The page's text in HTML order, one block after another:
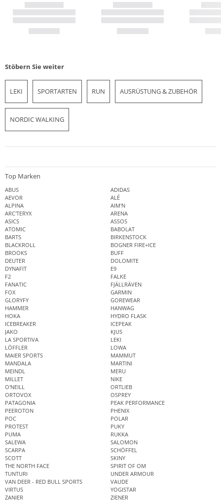
Stöbern Sie weiter
LEKI SPORTARTEN RUN AUSRÜSTUNG & ZUBEHÖR
NORDIC WALKING
Top Marken
ABUS
ADIDAS
AEVOR
ALÉ
ALPINA
AIM'N
ARC'TERYX
ARENA
ASICS
ASSOS
ATOMIC
BABOLAT
BARTS
BIRKENSTOCK
BLACKROLL
BOGNER FIRE+ICE
BROOKS
BUFF
DEUTER
DOLOMITE
DYNAFIT
E9
F2
FALKE
FANATIC
FJÄLLRÄVEN
FOX
GARMIN
GLORYFY
GOREWEAR
HAMMER
HANWAG
HOKA
HYDRO FLASK
ICEBREAKER
ICEPEAK
JAKO
KJUS
LA SPORTIVA
LEKI
LÖFFLER
LOWA
MAIER SPORTS
MAMMUT
MANDALA
MARTINI
MEINDL
MERU
MILLET
NIKE
O'NEILL
ORTLIEB
ORTOVOX
OSPREY
PATAGONIA
PEAK PERFORMANCE
PEEROTON
PHENIX
POC
POLAR
PROTEST
PUKY
PUMA
RUKKA
SALEWA
SALOMON
SCARPA
SCHÖFFEL
SCOTT
SKINY
THE NORTH FACE
SPIRIT OF OM
TUNTURI
UNDER ARMOUR
VAN DEER - RED BULL SPORTS
VAUDE
VIRTUS
YOGISTAR
ZANIER
ZIENER